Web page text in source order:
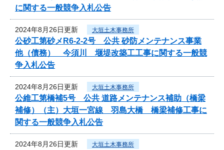
に関する一般競争入札公告
2024年8月26日更新 大垣土木事務所
公砂工第砂メR6-2-2号 公共 砂防メンテナンス事業
他（債務） 今須川 堰堤改築工工事に関する一般競
争入札公告
2024年8月26日更新 大垣土木事務所
公維工第橋補5号 公共 道路メンテナンス補助（橋梁
補修）（主）大垣一宮線 羽島大橋 橋梁補修工事に
関する一般競争入札公告
2024年8月26日更新 大垣土木事務所